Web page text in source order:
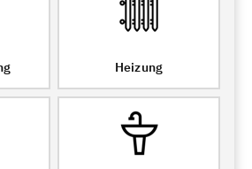
Heizung